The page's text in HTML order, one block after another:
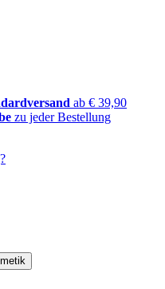
ab € 39,90
zu jeder Bestellung